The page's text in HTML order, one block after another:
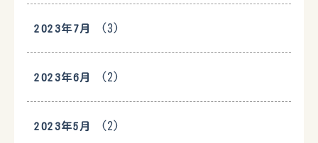
2023年7月 (3)
2023年6月 (2)
2023年5月 (2)